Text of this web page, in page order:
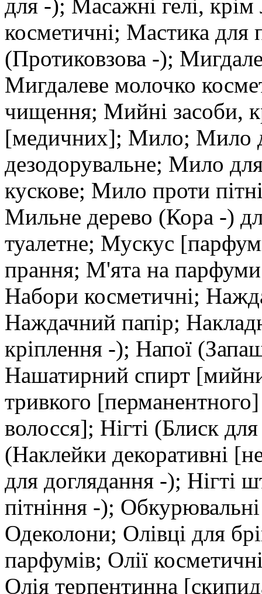
для -); Масажні гелі,
косметичні; Мастика для
(Протиковзова -);
Мигдалеве молочко
чищення; Мийні засоби,
[медичних]; Мило; Мило
дезодорувальне; Мило
кускове; Мило проти
Мильне дерево (Кора -)
туалетне; Мускус
прання; М'ята на
Набори косметичні;
Наждачний папір;
кріплення -); Напої
Нашатирний спирт
тривкого
волосся]; Нігті (Блиск
(Наклейки декоративні
для доглядання -); Нігті
пітніння -);
Одеколони; Олівці для
парфумів; Олії
Олія терпентинна